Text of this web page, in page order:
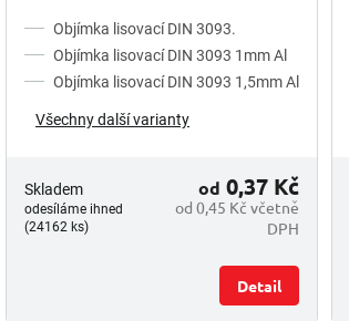
Objímka lisovací DIN 3093.
Objímka lisovací DIN 3093 1mm Al
Objímka lisovací DIN 3093 1,5mm Al
Všechny další varianty
Skladem
odesíláme ihned
(24162 ks)
od 0,45 Kč včetně
DPH
od 0,37 Kč
Detail